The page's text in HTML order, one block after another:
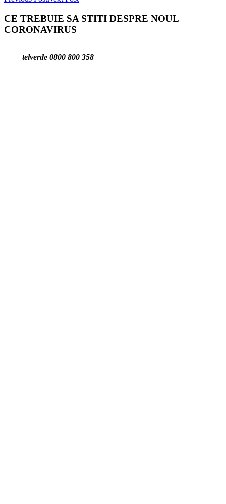
CE TREBUIE SA STITI DESPRE NOUL
CORONAVIRUS
telverde 0800 800 358